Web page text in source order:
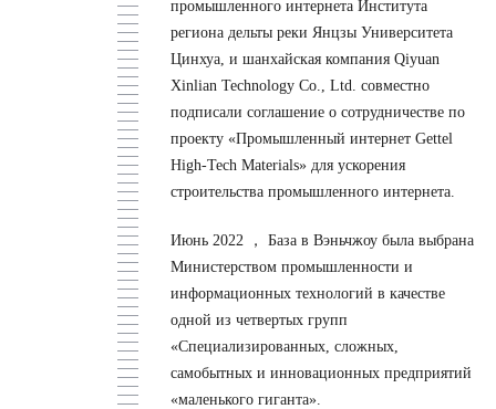
промышленного интернета Института
региона дельты реки Янцзы Университета
Цинхуа, и шанхайская компания Qiyuan
Xinlian Technology Co., Ltd. совместно
подписали соглашение о сотрудничестве по
проекту «Промышленный интернет Gettel
High-Tech Materials» для ускорения
строительства промышленного интернета.
Июнь 2022 ，
База в Вэньчжоу была выбрана
Министерством промышленности и
информационных технологий в качестве
одной из четвертых групп
«Специализированных, сложных,
самобытных и инновационных предприятий
«маленького гиганта».